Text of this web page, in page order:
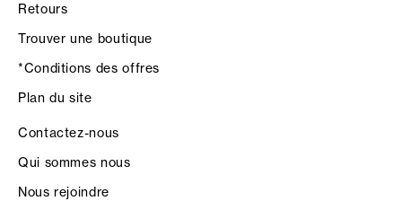
Retours
Trouver une boutique
*Conditions des offres
Plan du site
Contactez-nous
Qui sommes nous
Nous rejoindre